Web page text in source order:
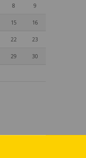
8 9
15 16
22 23
29 30